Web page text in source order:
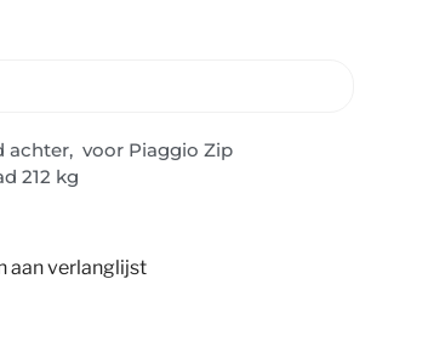
achter, voor Piaggio Zip
212 kg
aan verlanglijst